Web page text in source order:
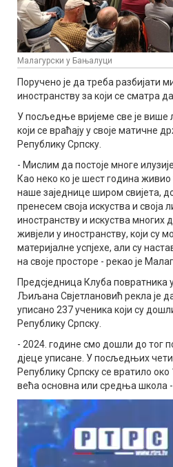
Малагурски у Бањалуци
Поручено је да треба разбијати
иностранству за који се сматра
У посљедње вријеме све је више
који се враћају у своје матичне
Републику Српску.
- Мислим да постоје многе
Као неко ко је шест година
наше заједнице широм свијета,
пренесем своја искуства и своја
иностранству и искуства многих
живјели у иностранству, који су
материјалне успјехе, али су
на своје просторе - рекао је
Предсједница Клуба повратника
Љиљана Свјетлановић рекла је
уписано 237 ученика који су
Републику Српску.
- 2024. године смо дошли до тог
дјеце уписане. У посљедњих
Републику Српску се вратило око
већа основна или средња школа -